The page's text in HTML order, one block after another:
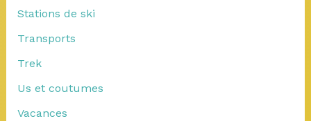
Stations de ski
Transports
Trek
Us et coutumes
Vacances